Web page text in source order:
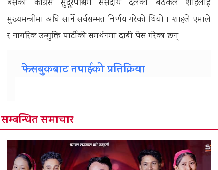
बसेको कांग्रेस सुदूरपश्चिम संसदीय दलको बैठकले शाहलाई
मुख्यमन्त्रीमा अघि सार्ने सर्वसम्मत निर्णय गरेको थियो । शाहले एमाले
र नागरिक उन्मुक्ति पार्टीको समर्थनमा दाबी पेस गरेका छन् ।
फेसबुकबाट तपाईको प्रतिक्रिया
सम्बन्धित समाचार